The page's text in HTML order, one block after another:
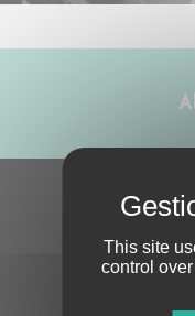
This site
control